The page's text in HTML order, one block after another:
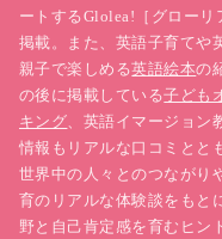
ートするGlolea!［グロー
掲載。また、英語子育てや
親子で楽しめる英語絵本の
の後に掲載している子ども
キング 、英語イマージョン
情報もリアルな口コミと
世界中の人々とのつながり
育のリアルな体験談をもと
野と自己肯定感を育むヒン